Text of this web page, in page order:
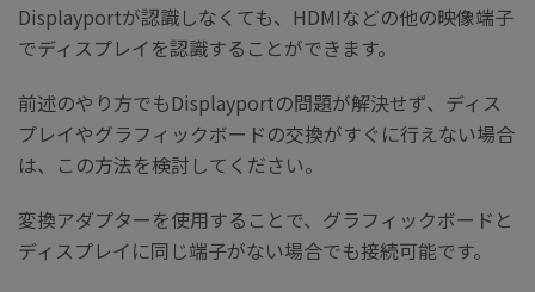
Displayportが認識しなくても、HDMIなどの他の映像端子
でディスプレイを認識することができます。
前述のやり方でもDisplayportの問題が解決せず、ディス
プレイやグラフィックボードの交換がすぐに行えない場合
は、この方法を検討してください。
変換アダプターを使用することで、グラフィックボードと
ディスプレイに同じ端子がない場合でも接続可能です。